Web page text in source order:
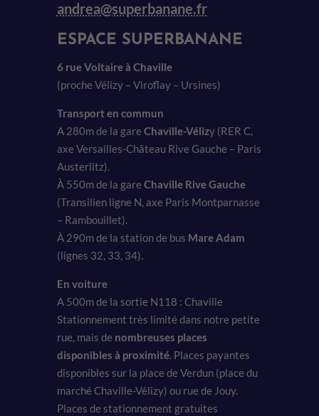
andrea@superbanane.fr
ESPACE SUPERBANANE
6 rue Voltaire à Chaville
(proche Vélizy – Viroflay – Ursines)
Transport en commun
A 280m de la gare Chaville-Vélizy (RER C,
axe Versailles-Château Rive Gauche – Paris
Austerlitz).
À 550m de la gare Chaville Rive Gauche
(Transilien ligne N, axe Paris Montparnasse
– Rambouillet).
À 290m de la station de bus Mare Adam
(lignes 32, 33, 34).
En voiture
A 500m de la sortie N118 : Chaville
Stationnement très limité dans notre petite
rue, mais de nombreuses places
disponibles à proximité. Places payantes
disponibles sur la place de Verdun (place du
marché Chaville-Vélizy) ou rue de Jouy.
Places de stationnement gratuites